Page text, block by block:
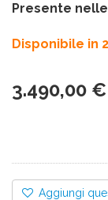
Presente
Disponibile in
3.490,00 €
Aggiungi